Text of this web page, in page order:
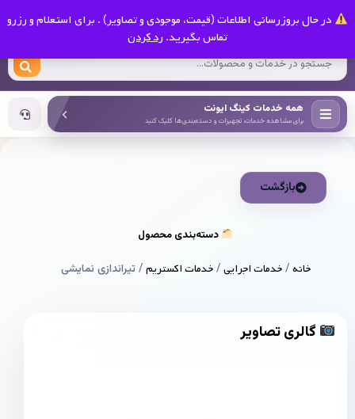
در حال بروزرسانی اطلاعات (قیمت، موجودی و تصاویر) . برای استعلام و رزرو
تماس بگیرید. رد کردن
کینگ ایونت
همه خدمات کینگ ایونت
برای مشاهده خدمات، تجهیزات و دسته‌بندی‌ها کلیک کنید
بازگشت
دسته‌بندی محصول
خانه/خدمات اجرایی/خدمات اکستریم/ تیراندازی نمایشی
گالری تصاویر